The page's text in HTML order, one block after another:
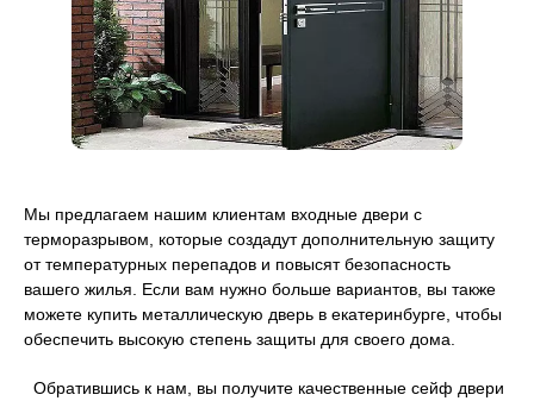
Мы предлагаем нашим клиентам входные двери с
терморазрывом, которые создадут дополнительную защиту
от температурных перепадов и повысят безопасность
вашего жилья. Если вам нужно больше вариантов, вы также
можете купить металлическую дверь в екатеринбурге, чтобы
обеспечить высокую степень защиты для своего дома.
Обратившись к нам, вы получите качественные сейф двери